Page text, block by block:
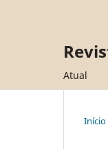
Atual
Início